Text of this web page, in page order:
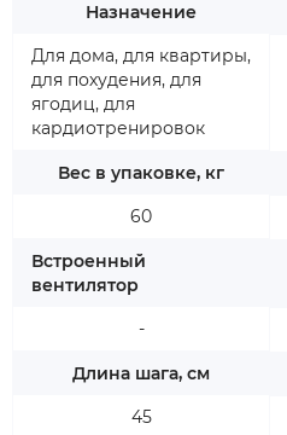
Назначение
Для дома, для квартиры,
для похудения, для
ягодиц, для
кардиотренировок
Вес в упаковке, кг
60
Встроенный
вентилятор
-
Длина шага, см
45